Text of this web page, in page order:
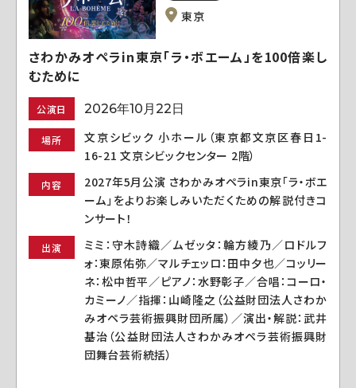
東京
さわかみオペラin東京「ラ・ボエーム」を100倍楽し
むために
公演日 2026年10月22日
場所
文京シビック 小ホール（東京都文京区春日1-
16-21 文京シビックセンター 2階）
内容
2027年5月公演 さわかみオペラin東京「ラ・ボエ
ーム」をよりお楽しみいただくための解説付きコ
ンサート！
出演
ミミ：守木詩織／ムゼッタ：輪方綾乃／ロドルフ
ォ：東原佑弥／マルチェッロ：田中夕也／コッリー
ネ：松中哲平／ピアノ：水野彰子／合唱：コーロ・
カミーノ／指揮：山崎隆之（公益財団法人さわか
みオペラ芸術振興財団所属）／演出・解説：武井
基治（公益財団法人さわかみオペラ芸術振興財
団舞台芸術統括）